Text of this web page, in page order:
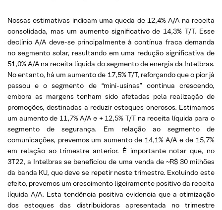
Nossas estimativas indicam uma queda de 12,4% A/A na receita
consolidada, mas um aumento significativo de 14,3% T/T. Esse
declínio A/A deve-se principalmente à contínua fraca demanda
no segmento solar, resultando em uma redução significativa de
51,0% A/A na receita líquida do segmento de energia da Intelbras.
No entanto, há um aumento de 17,5% T/T, reforçando que o pior já
passou e o segmento de “mini-usinas” continua crescendo,
embora as margens tenham sido afetadas pela realização de
promoções, destinadas a reduzir estoques onerosos. Estimamos
um aumento de 11,7% A/A e + 12,5% T/T na receita líquida para o
segmento de segurança. Em relação ao segmento de
comunicações, prevemos um aumento de 14,1% A/A e de 15,7%
em relação ao trimestre anterior. É importante notar que, no
3T22, a Intelbras se beneficiou de uma venda de ~R$ 30 milhões
da banda KU, que deve se repetir neste trimestre. Excluindo este
efeito, prevemos um crescimento ligeiramente positivo da receita
líquida A/A. Esta tendência positiva evidencia que a otimização
dos estoques das distribuidoras apresentada no trimestre